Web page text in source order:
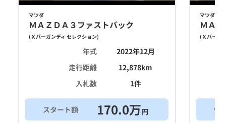
マツダ
ＭＡＺＤＡ３ファストバック
( Ｘバーガンディ セレクション)
年式
2022年12月
走行距離
12,878km
入札数
1件
スタート額 170.0万円
マツダ
ＭＡ
( Ｘバーガ
他